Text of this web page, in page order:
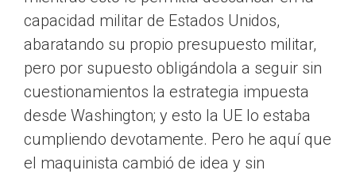
capacidad militar de Estados Unidos,
abaratando su propio presupuesto militar,
pero por supuesto obligándola a seguir sin
cuestionamientos la estrategia impuesta
desde Washington; y esto la UE lo estaba
cumpliendo devotamente. Pero he aquí que
el maquinista cambió de idea y sin